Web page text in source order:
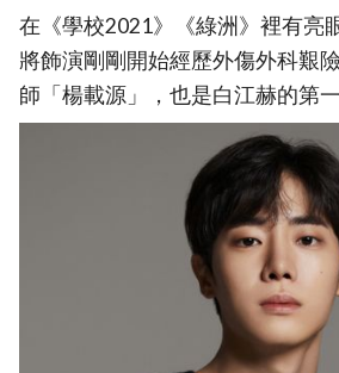
在《學校2021》《綠洲》裡有亮
將飾演剛剛開始經歷外傷外科艱
師「楊載源」，也是白江赫的第一